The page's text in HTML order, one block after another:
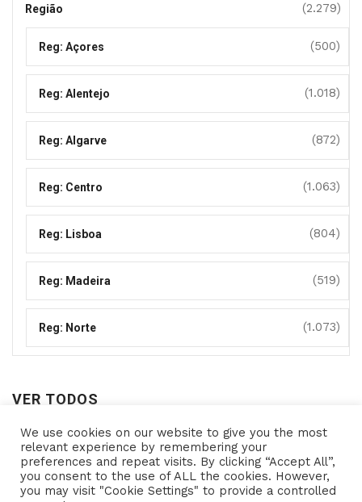
Região (2.279)
Reg: Açores (500)
Reg: Alentejo (1.018)
Reg: Algarve (872)
Reg: Centro (1.063)
Reg: Lisboa (804)
Reg: Madeira (519)
Reg: Norte (1.073)
VER TODOS
Ver
todos
We use cookies on our website to give you the most
relevant experience by remembering your
preferences and repeat visits. By clicking “Accept All”,
you consent to the use of ALL the cookies. However,
you may visit "Cookie Settings" to provide a controlled